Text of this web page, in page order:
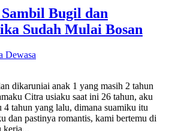
Bugil dan
Sudah Mulai Bosan
Dewasa
dikaruniai anak 1 yang masih 2 tahun
Citra usiaku saat ini 26 tahun, aku
4 tahun yang lalu, dimana suamiku itu
dan pastinya romantis, kami bertemu di
kerja...